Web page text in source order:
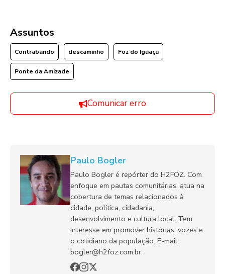
Assuntos
Contrabando descaminho Foz do Iguaçu
Ponte da Amizade
Comunicar erro
Paulo Bogler
Paulo Bogler é repórter do H2FOZ. Com
enfoque em pautas comunitárias, atua na
cobertura de temas relacionados à
cidade, política, cidadania,
desenvolvimento e cultura local. Tem
interesse em promover histórias, vozes e
o cotidiano da população. E-mail:
bogler@h2foz.com.br.